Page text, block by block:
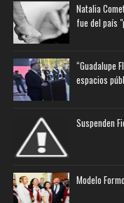
Natalia
fue del país
“Guadalupe
espacios
Suspenden
Modelo